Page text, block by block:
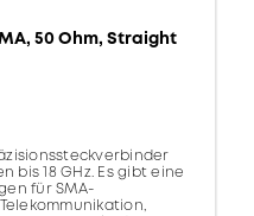
50 Ohm, Straight
bis 18 GHz. Es gibt eine
für SMA-